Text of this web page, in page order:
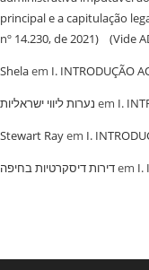
principal e a capitulação
nº 14.230, de 2021) (Vide
Shelaem I. INTRODUÇÃO
נערות ליווי ישראליות em I.
Stewart Rayem I.
‏דירות דיסקרטיות בחיפהem I.